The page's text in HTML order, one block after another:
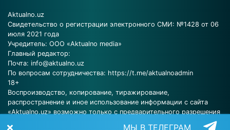
Aktualno.uz
Свидетельство о регистрации электронного СМИ: №1428 от 06
июля 2021 года
Учредитель: ООО «Aktualno media»
Главный редактор:
Почта: info@aktualno.uz
По вопросам сотрудничества: https://t.me/aktualnoadmin
18+
Воспроизводство, копирование, тиражирование,
распространение и иное использование информации с сайта
«Aktualno.uz» возможно только с предварительного разрешения
МЫ В ТЕЛЕГРАМ